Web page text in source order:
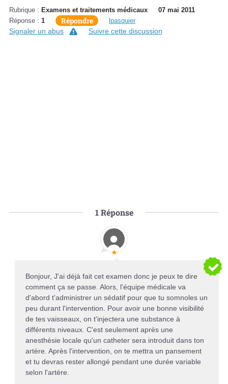
Rubrique : Examens et traitements médicaux
07 mai 2011
Réponse : 1 Répondre lpasquier
Signaler un abus Suivre cette discussion
1Réponse
Bonjour, J'ai déjà fait cet examen donc je peux te dire
comment ça se passe. Alors, l'équipe médicale va
d'abord t'administrer un sédatif pour que tu somnoles un
peu durant l'intervention. Pour avoir une bonne visibilité
de tes vaisseaux, on t'injectera une substance à
différents niveaux. C'est seulement après une
anesthésie locale qu'un catheter sera introduit dans ton
artère. Après l'intervention, on te mettra un pansement
et tu devras rester allongé pendant une durée variable
selon l'artère.